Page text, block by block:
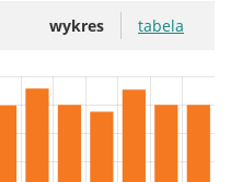
wykres tabela